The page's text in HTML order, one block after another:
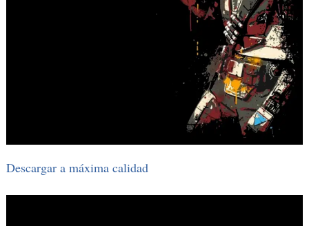
Descargar a máxima calidad